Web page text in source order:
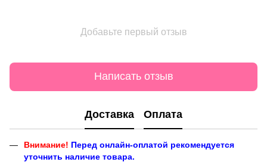
Добавьте первый отзыв
Написать отзыв
Доставка Оплата
Внимание! Перед онлайн-оплатой рекомендуется
уточнить наличие товара.